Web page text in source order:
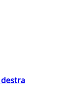
destra